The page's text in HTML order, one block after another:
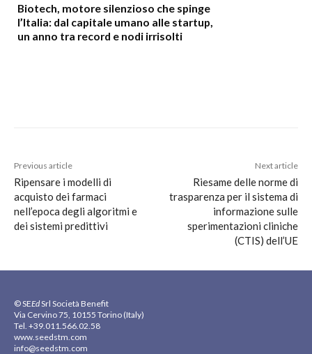
Biotech, motore silenzioso che spinge
l’Italia: dal capitale umano alle startup,
un anno tra record e nodi irrisolti
Previous article
Ripensare i modelli di
acquisto dei farmaci
nell’epoca degli algoritmi e
dei sistemi predittivi
Next article
Riesame delle norme di
trasparenza per il sistema di
informazione sulle
sperimentazioni cliniche
(CTIS) dell’UE
© SEEdSrl Società Benefit
Via Cervino 75, 10155 Torino (Italy)
Tel. +39.011.566.02.58
www.seedstm.com
info@seedstm.com